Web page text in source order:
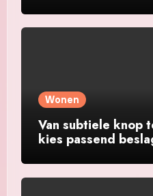
Wonen
Van subtiele knop
kies passend